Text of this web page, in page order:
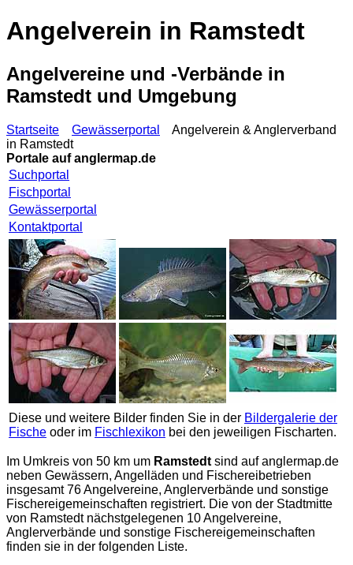
Angelverein in Ramstedt
Angelvereine und -Verbände in
Ramstedt und Umgebung
Startseite Gewässerportal
Angelverein & Anglerverband
in Ramstedt
Portale aufanglermap.de
Suchportal
Fischportal
Gewässerportal
Kontaktportal
Diese und weitere Bilder finden Sie in der Bildergalerie der
Fische oder im Fischlexikon bei den jeweiligen Fischarten.
Im Umkreis von 50 km um Ramstedt sind aufanglermap.de
neben Gewässern, Angelläden und Fischereibetrieben
insgesamt 76 Angelvereine, Anglerverbände und sonstige
Fischereigemeinschaften registriert. Die von der Stadtmitte
von Ramstedt nächstgelegenen 10 Angelvereine,
Anglerverbände und sonstige Fischereigemeinschaften
finden sie in der folgenden Liste.